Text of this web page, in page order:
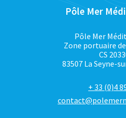
Pôle Mer
Pôle Mer
Zone portuaire
CS
83507 La Seyne-
+ 33 (0)4